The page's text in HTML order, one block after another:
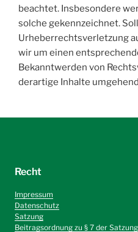
beachtet. Insbesondere
solche gekennzeichnet.
Urheberrechtsverletzung
wir um einen
Bekanntwerden von
derartige Inhalte
Recht
Impressum
Datenschutz
Satzung
Beitragsordnung zu § 7 der Satzung